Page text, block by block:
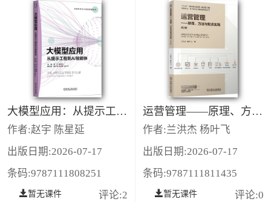
大模型应用：从提示工程到AI智能体
作者:赵宇 陈星延
出版日期:2026-07-17
条码:9787111808251
暂无课件 评论:2
运营管理——原理、方法与物流实践 第2版
作者:兰洪杰 杨叶飞
出版日期:2026-07-17
条码:9787111811435
暂无课件 评论:0